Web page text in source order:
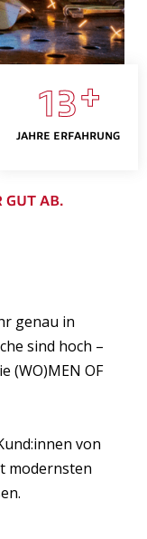
13+
JAHRE ERFAHRUNG
GUT AB.
genau in
sind hoch –
(WO)MEN OF
von
modernsten